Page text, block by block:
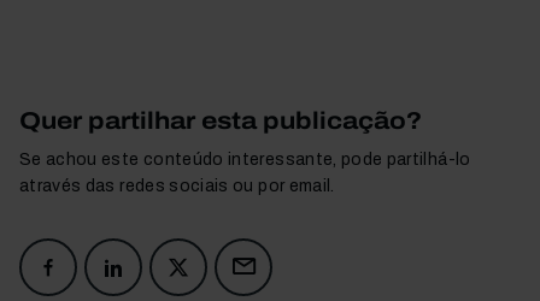
Quer partilhar esta publicação?
Se achou este conteúdo interessante, pode partilhá-lo
através das redes sociais ou por email.